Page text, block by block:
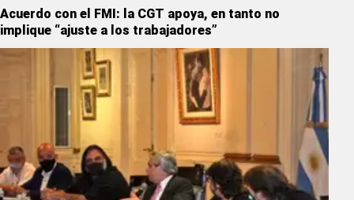
Acuerdo con el FMI: la CGT apoya, en tanto no
implique “ajuste a los trabajadores”